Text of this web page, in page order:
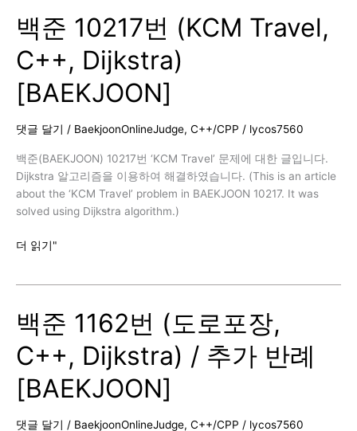
(거
의
최
단
경
로,
C++,
/
추
가
반
[BAEKJOON]
백준 10217번 (KCM Travel,
C++, Dijkstra)
[BAEKJOON]
댓글 달기 / BaekjoonOnlineJudge, C++/CPP / lycos7560
백준(BAEKJOON) 10217번 ‘KCM Travel’ 문제에 대한 글입니다.
Dijkstra 알고리즘을 이용하여 해결하였습니다. (This is an article
about the ‘KCM Travel’ problem in BAEKJOON 10217. It was
solved using Dijkstra algorithm.)
백
(KCM
Travel,
C++,
Dijkstra)
[BAEKJOON]
더 읽기"
백준 1162번 (도로포장,
C++, Dijkstra) / 추가 반례
[BAEKJOON]
댓글 달기 / BaekjoonOnlineJudge, C++/CPP / lycos7560